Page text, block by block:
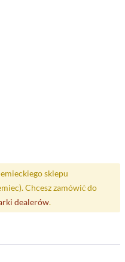
sklepu
Chcesz zamówić do
dealerów.